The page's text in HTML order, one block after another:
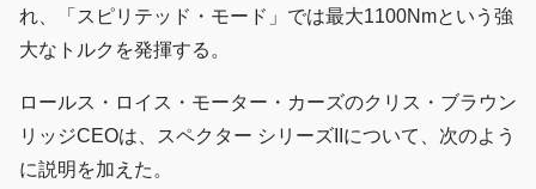
れ、「スピリテッド・モード」では最大1100Nmという強
大なトルクを発揮する。
ロールス・ロイス・モーター・カーズのクリス・ブラウン
リッジCEOは、スペクター シリーズIIについて、次のよう
に説明を加えた。